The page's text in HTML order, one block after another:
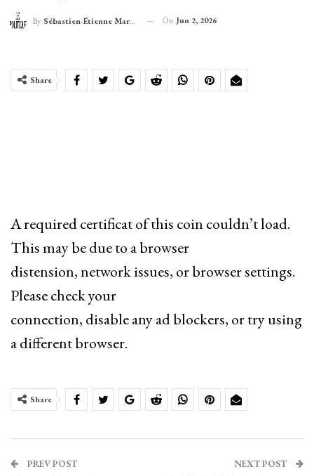
By Sébastien-Étienne Marechal On Jun 2, 2026
Share
A required certificat of this coin couldn’t load.
This may be due to a browser
distension, network issues, or browser settings.
Please check your
connection, disable any ad blockers, or try using
a different browser.
Share
PREV POST NEXT POST